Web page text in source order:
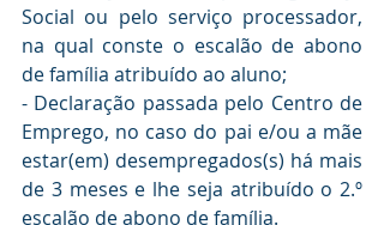
Social ou pelo serviço processador,
na qual conste o escalão de abono
de família atribuído ao aluno;
- Declaração passada pelo Centro de
Emprego, no caso do pai e/ou a mãe
estar(em) desempregados(s) há mais
de 3 meses e lhe seja atribuído o 2.º
escalão de abono de família.